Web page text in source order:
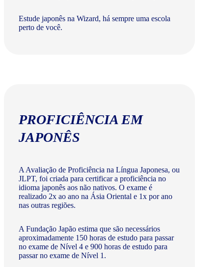
Estude japonês na Wizard, há sempre uma escola
perto de você.
PROFICIÊNCIA EM
JAPONÊS
A Avaliação de Proficiência na Língua Japonesa, ou
JLPT, foi criada para certificar a proficiência no
idioma japonês aos não nativos. O exame é
realizado 2x ao ano na Ásia Oriental e 1x por ano
nas outras regiões.
A Fundação Japão estima que são necessários
aproximadamente 150 horas de estudo para passar
no exame de Nível 4 e 900 horas de estudo para
passar no exame de Nível 1.